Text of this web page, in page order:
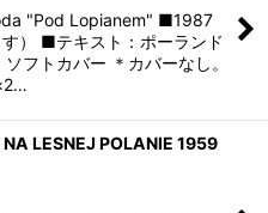
"Pod Lopianem" ■1987
） ■テキスト：ポーランド
フトカバー ＊カバーなし。
NA LESNEJ POLANIE 1959